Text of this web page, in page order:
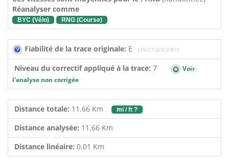
Réanalyser comme
BYC (Vélo) RNG (Course)
Fiabilité de la trace originale: E (39/27/2/2/2/61)
Niveau du correctif appliqué à la trace: 7
Voir
l'analyse non corrigée
Distance totale: 11.66 Km mi / ft ?
Distance analysée: 11.66 Km
Distance linéaire: 0.01 Km